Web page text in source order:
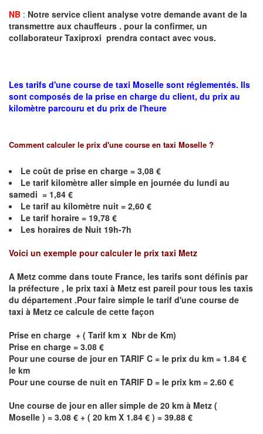
NB : Notre service client analyse votre demande avant de la
transmettre aux chauffeurs . pour la confirmer, un
collaborateur Taxiproxi prendra contact avec vous.
Les tarifs d'une course de taxi Moselle sont réglementés. Ils
sont composés de la prise en charge du client, du prix au
kilomètre parcouru et du prix de l'heure
Comment calculer le prix d'une course en taxi Moselle ?
Le coût de prise en charge = 3,08 €
Le tarif kilomètre aller simple en journée du lundi au
samedi = 1,84 €
Le tarif au kilomètre nuit = 2,60 €
Le tarif horaire = 19,78 €
Les horaires de Nuit 19h-7h
Voici un exemple pour calculer le prix taxi Metz
A Metz comme dans toute France, les tarifs sont définis par
la préfecture , le prix taxi à Metz est pareil pour tous les taxis
du département .Pour faire simple le tarif d'une course de
taxi à Metz ce calcule de cette façon
Prise en charge + ( Tarif km x Nbr de Km)
Prise en charge = 3.08 €
Pour une course de jour en TARIF C = le prix du km = 1.84 €
le km
Pour une course de nuit en TARIF D = le prix km = 2.60 €
Une course de jour en aller simple de 20 km à Metz (
Moselle ) = 3.08 € + ( 20 km X 1.84 € ) = 39.88 €